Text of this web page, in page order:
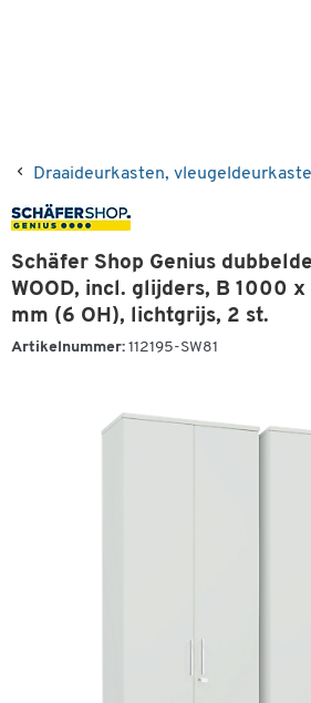
Draaideurkasten,
Schäfer Shop Genius
WOOD, incl. glijders, B 1000
mm (6 OH), lichtgrijs, 2 st.
Artikelnummer: 112195-SW81